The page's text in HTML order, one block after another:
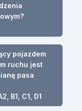
pojazdem
ruchu jest
pasa
B1, C1, D1